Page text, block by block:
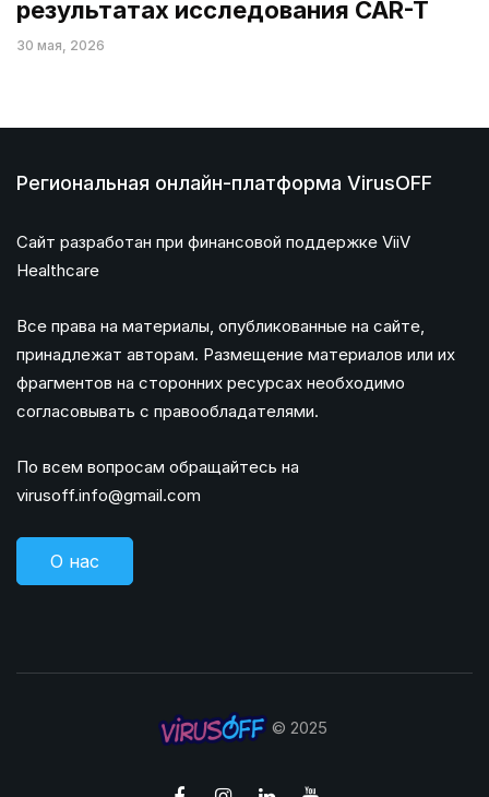
результатах исследования CAR-T
30 мая, 2026
Региональная онлайн-платформа VirusOFF
Сайт разработан при финансовой поддержке ViiV
Healthcare
Все права на материалы, опубликованные на сайте,
принадлежат авторам. Размещение материалов или их
фрагментов на сторонних ресурсах необходимо
согласовывать с правообладателями.
По всем вопросам обращайтесь на
virusoff.info@gmail.com
О нас
© 2025